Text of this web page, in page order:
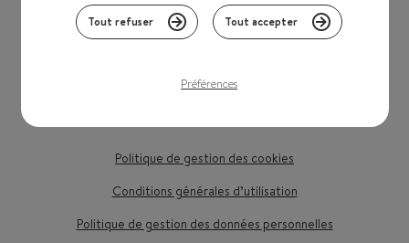
Politique de gestion des cookies
Conditions générales d’utilisation
Politique de gestion des données personnelles
sur notre site.
Vous pouvez paramétrer vos choix selon les cookies en
« Tout refuser ». Si vous souhaitez plus d'informations
Tout refuser Tout accepter
Préférences